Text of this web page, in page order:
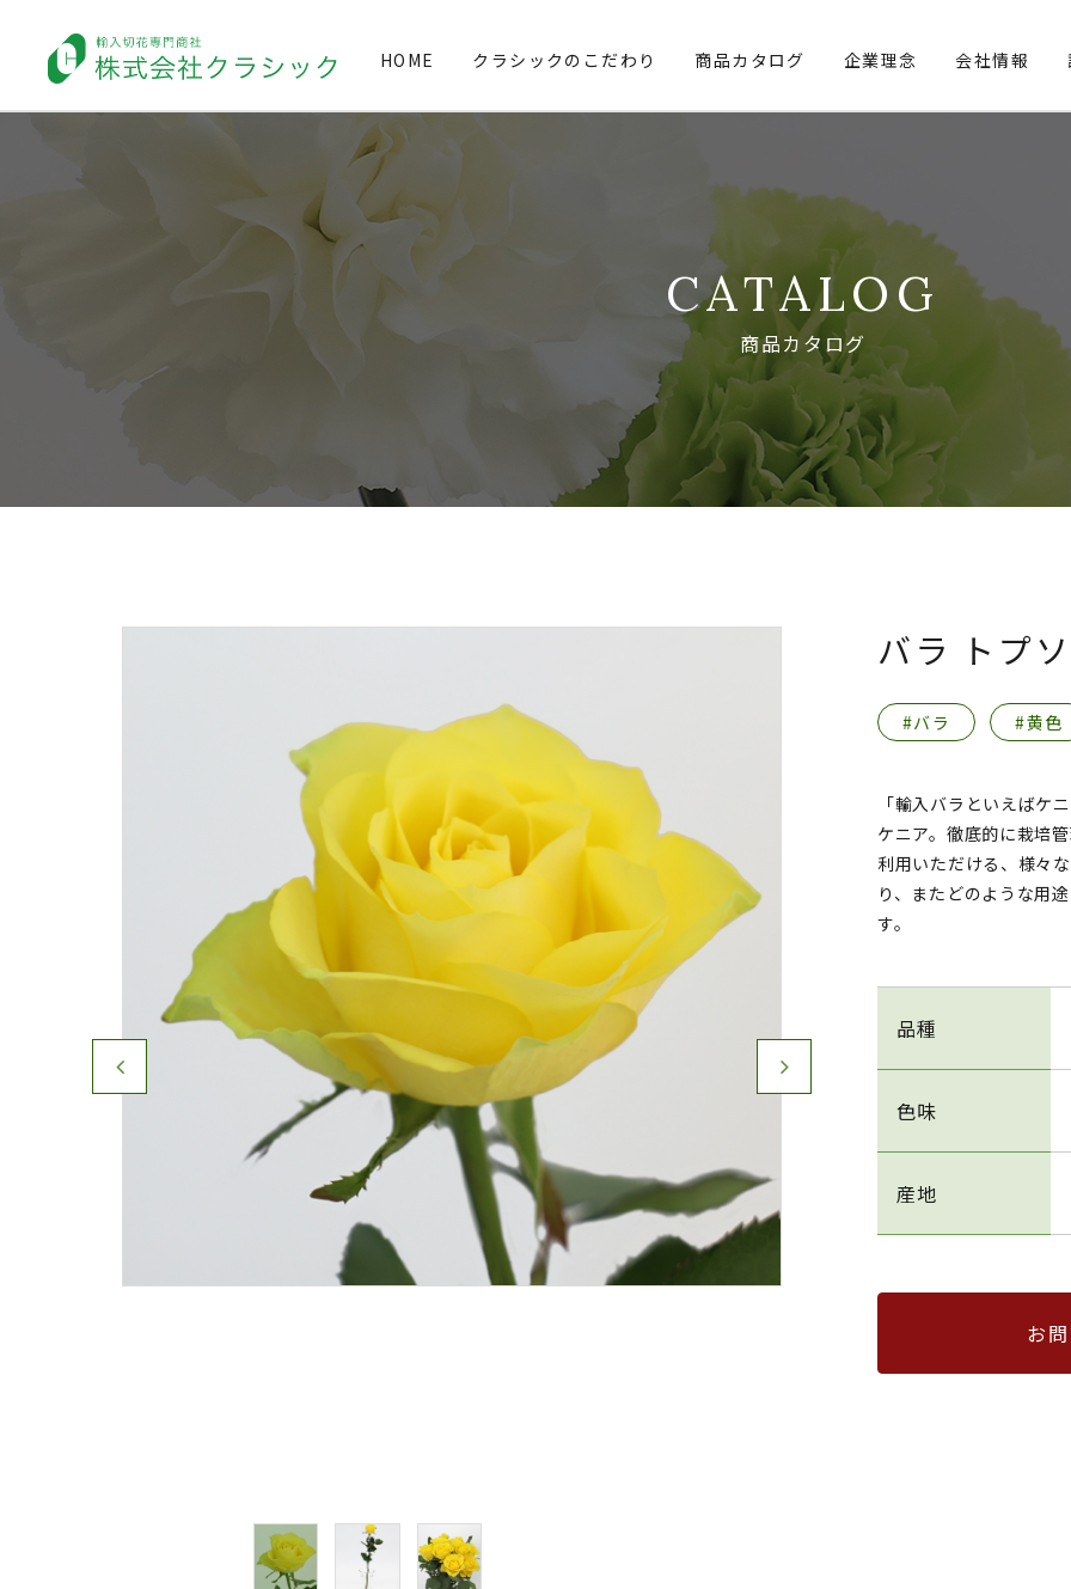
HOME クラシックのこだわり 商品カタログ 企業理念 会社情報
CATALOG
商品カタログ
バラ トプ
#バラ #黄色
「輸入バラといえばケ
ケニア。徹底的に栽培
利用いただける、様々
り、またどのような用
す。
品種
色味
産地
お